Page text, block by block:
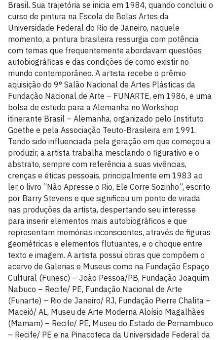
Brasil. Sua trajetória se inicia em 1984, quando concluiu o
curso de pintura na Escola de Belas Artes da
Universidade Federal do Rio de Janeiro, naquele
momento, a pintura brasileira ressurgia com potência
com temas que frequentemente abordavam questões
autobiográficas e das condições de como existir no
mundo contemporâneo. A artista recebe o prêmio
aquisição do 9° Salão Nacional de Artes Plásticas da
Fundação Nacional de Arte – FUNARTE, em 1986, e uma
bolsa de estudo para a Alemanha no Workshop
itinerante Brasil – Alemanha, organizado pelo Instituto
Goethe e pela Associação Teuto-Brasileira em 1991.
Tendo sido influenciada pela geração em que começou a
produzir, a artista trabalha mesclando o figurativo e o
abstrato, sempre com referência a suas vivências,
crenças e éticas pessoais, principalmente em 1983 ao
ler o livro “Não Apresse o Rio, Ele Corre Sozinho”, escrito
por Barry Stevens e que significou um ponto de virada
nas produções da artista, despertando seu interesse
para inserir elementos mais autobiográficos e que
representam memórias inconscientes, através de figuras
geométricas e elementos flutuantes, e o choque entre
texto e imagem. A artista possui obras que compõem o
acervo de Galerias e Museus como na Fundação Espaço
Cultural (Funesc) – João Pessoa/PB, Fundação Joaquim
Nabuco – Recife/ PE, Fundação Nacional de Arte
(Funarte) – Rio de Janeiro/ RJ, Fundação Pierre Chalita –
Maceió/ AL, Museu de Arte Moderna Aloísio Magalhães
(Mamam) – Recife/ PE, Museu do Estado de Pernambuco
– Recife/ PE e na Pinacoteca da Universidade Federal da